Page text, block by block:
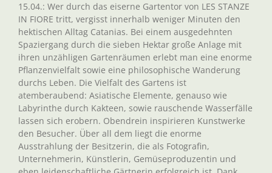
15.04.: Wer durch das eiserne Gartentor von LES STANZE
IN FIORE tritt, vergisst innerhalb weniger Minuten den
hektischen Alltag Catanias. Bei einem ausgedehnten
Spaziergang durch die sieben Hektar große Anlage mit
ihren unzähligen Gartenräumen erlebt man eine enorme
Pflanzenvielfalt sowie eine philosophische Wanderung
durchs Leben. Die Vielfalt des Gartens ist
atemberaubend: Asiatische Elemente, genauso wie
Labyrinthe durch Kakteen, sowie rauschende Wasserfälle
lassen sich erobern. Obendrein inspirieren Kunstwerke
den Besucher. Über all dem liegt die enorme
Ausstrahlung der Besitzerin, die als Fotografin,
Unternehmerin, Künstlerin, Gemüseproduzentin und